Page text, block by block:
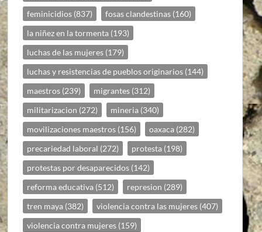
feminicidios (837) fosas clandestinas (160)
la niñez en la tormenta (193)
luchas de las mujeres (179)
luchas y resistencias de pueblos originarios (144)
maestros (239) migrantes (312)
militarizacion (272) mineria (340)
movilizaciones maestros (156) oaxaca (282)
precariedad laboral (272) protesta (198)
protestas por desaparecidos (142)
reforma educativa (512) represion (289)
tren maya (382) violencia contra las mujeres (407)
violencia contra mujeres (159)